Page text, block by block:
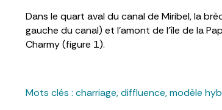
Dans le quart aval du canal de Miribel, la
gauche du canal) et l’amont de l’île de la
Charmy (figure 1).
Mots clés : charriage,diffluence,modèle